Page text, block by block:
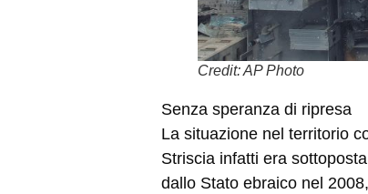
Credit: AP Photo
Senza speranza di ripresa
La situazione nel territorio
Striscia infatti era
dallo Stato ebraico nel